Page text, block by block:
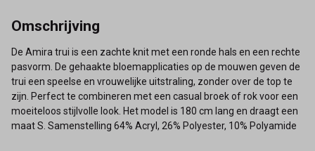
Omschrijving
De Amira trui is een zachte knit met een ronde hals en een rechte
pasvorm. De gehaakte bloemapplicaties op de mouwen geven de
trui een speelse en vrouwelijke uitstraling, zonder over de top te
zijn. Perfect te combineren met een casual broek of rok voor een
moeiteloos stijlvolle look. Het model is 180 cm lang en draagt een
maat S. Samenstelling 64% Acryl, 26% Polyester, 10% Polyamide